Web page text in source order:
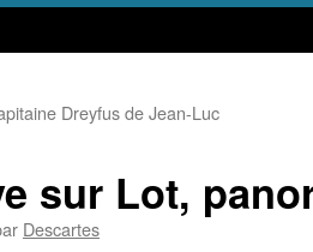
Dreyfus de Jean-Luc
sur Lot,
Descartes